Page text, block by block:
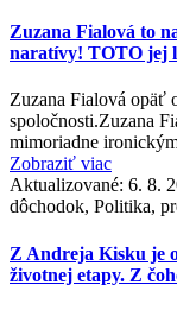
Zuzana Fialová to
naratívy! TOTO jej
Zuzana Fialová opäť
spoločnosti.Zuzana
mimoriadne
Zobraziť viac
Aktualizované: 6. 8.
dôchodok, Politika,
Z Andreja Kisku je
životnej etapy. Z